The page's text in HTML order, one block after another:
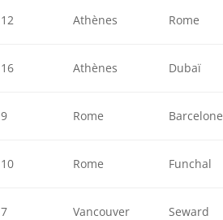
12 Athènes Rome
16 Athènes Dubaï
9 Rome Barcelone
10 Rome Funchal
7 Vancouver Seward